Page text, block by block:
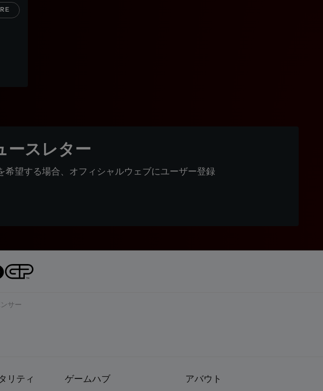
ースレター
望する場合、オフィシャルウェブにユーザー登録
サー
リティ ゲームハブ アバウト